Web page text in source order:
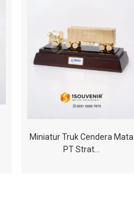
Miniatur Truk Cendera Mata
PT Strat…